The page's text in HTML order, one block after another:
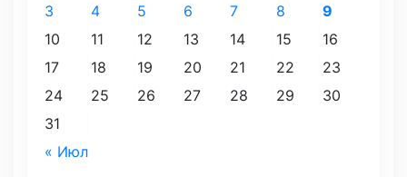
« Июл
3
4 5 6 7 8
9
10
11 12 13 14 15
16
17
18 19 20 21 22
23
24
25 26 27 28 29
30
31